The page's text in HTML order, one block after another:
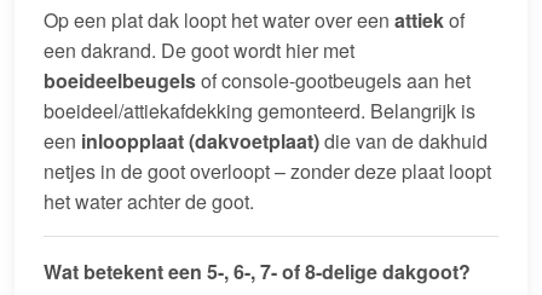
Op een plat dak loopt het water over een attiekof
een dakrand. De goot wordt hier met
boeideelbeugelsof console-gootbeugels aan het
boeideel/attiekafdekking gemonteerd. Belangrijk is
een inloopplaat (dakvoetplaat)die van de dakhuid
netjes in de goot overloopt – zonder deze plaat loopt
het water achter de goot.
Wat betekent een 5-, 6-, 7- of 8-delige dakgoot?